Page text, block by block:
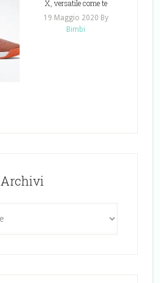
X, versatile come te
19 Maggio 2020 By
Bimbi
Archivi